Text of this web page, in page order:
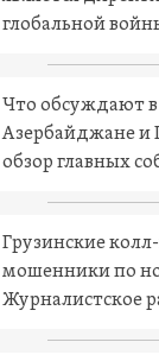
глобальной
Что обсуждают
Азербайджане и
обзор главных
Грузинские
мошенники по
Журналистское